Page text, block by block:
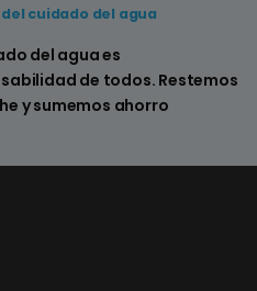
cuidado del agua
del agua es
de todos. Restemos
y sumemos ahorro